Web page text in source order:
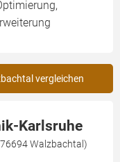
vergleichen
Karlsruhe
Walzbachtal)